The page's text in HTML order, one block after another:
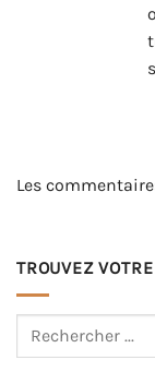
Les
TROUVEZ